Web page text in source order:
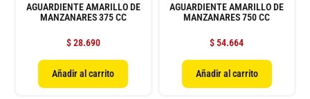
AGUARDIENTE AMARILLO DE
MANZANARES 375 CC
$28.690
Añadir al carrito
AGUARDIENTE AMARILLO DE
MANZANARES 750 CC
$54.664
Añadir al carrito